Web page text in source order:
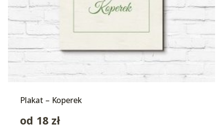
Plakat – Koperek
od 18 zł